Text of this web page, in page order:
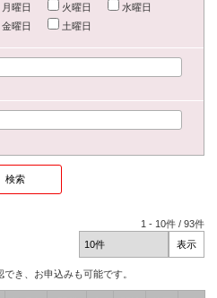
月曜日 火曜日
水曜日
金曜日 土曜日
1 - 10件 /93件
き、お申込みも可能です。